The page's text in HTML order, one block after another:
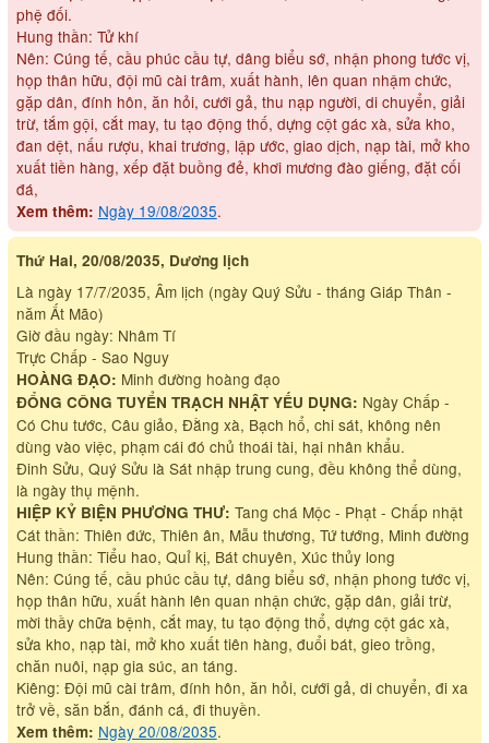
phệ đối.
Hung thần: Tử khí
Nên: Cúng tế, cầu phúc cầu tự, dâng biểu sớ, nhận phong tước vị,
họp thân hữu, đội mũ cài trâm, xuất hành, lên quan nhậm chức,
gặp dân, đính hôn, ăn hỏi, cưới gả, thu nạp người, di chuyển, giải
trừ, tắm gội, cắt may, tu tạo động thố, dựng cột gác xà, sửa kho,
đan dệt, nấu rượu, khai trương, lập ước, giao dịch, nạp tài, mở kho
xuất tiền hàng, xếp đặt buồng đẻ, khơi mương đào giếng, đặt cối
đá,
Xem thêm: Ngày 19/08/2035.
Thứ Hai, 20/08/2035, Dương lịch
Là ngày 17/7/2035, Âm lịch (ngày Quý Sửu - tháng Giáp Thân -
năm Ất Mão)
Giờ đầu ngày: Nhâm Tí
Trực Chấp - Sao Nguy
HOÀNG ĐẠO: Minh đường hoàng đạo
ĐỔNG CÔNG TUYỂN TRẠCH NHẬT YẾU DỤNG: Ngày Chấp -
Có Chu tước, Câu giảo, Đằng xà, Bạch hổ, chi sát, không nên
dùng vào việc, phạm cái đó chủ thoái tài, hại nhân khẩu.
Đinh Sửu, Quý Sửu là Sát nhập trung cung, đều không thể dùng,
là ngày thụ mệnh.
HIỆP KỶ BIỆN PHƯƠNG THƯ: Tang chá Mộc - Phạt - Chấp nhật
Cát thần: Thiên đức, Thiên ân, Mẫu thương, Tứ tướng, Minh đường
Hung thần: Tiểu hao, Quỉ kị, Bát chuyên, Xúc thủy long
Nên: Cúng tế, cầu phúc cầu tự, dâng biểu sớ, nhận phong tước vị,
họp thân hữu, xuất hành lên quan nhận chức, gặp dân, giải trừ,
mời thầy chữa bệnh, cắt may, tu tạo động thổ, dựng cột gác xà,
sửa kho, nạp tài, mở kho xuất tiên hàng, đuổi bát, gieo trồng,
chăn nuôi, nạp gia súc, an táng.
Kiêng: Đội mũ cài trâm, đính hôn, ăn hỏi, cưới gả, di chuyển, đi xa
trở về, săn bắn, đánh cá, đi thuyền.
Xem thêm: Ngày 20/08/2035.